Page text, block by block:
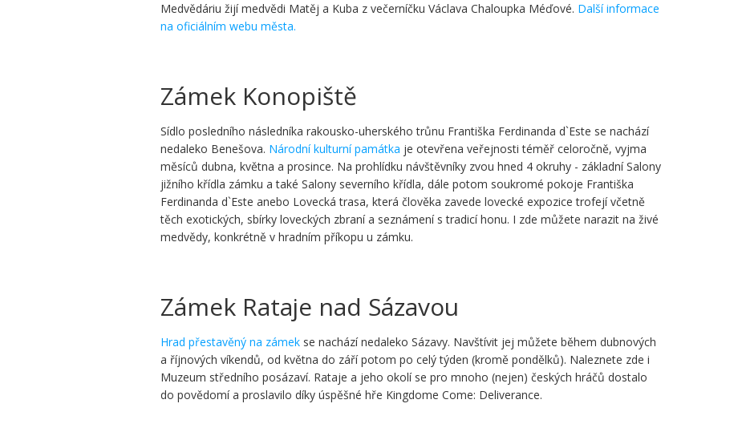
Medvědáriu žijí medvědi Matěj a Kuba z večerníčku Václava Chaloupka Méďové. Další informace
na oficiálním webu města.
Zámek Konopiště
Sídlo posledního následníka rakousko-uherského trůnu Františka Ferdinanda d`Este se nachází
nedaleko Benešova. Národní kulturní památka je otevřena veřejnosti téměř celoročně, vyjma
měsíců dubna, května a prosince. Na prohlídku návštěvníky zvou hned 4 okruhy - základní Salony
jižního křídla zámku a také Salony severního křídla, dále potom soukromé pokoje Františka
Ferdinanda d`Este anebo Lovecká trasa, která člověka zavede lovecké expozice trofejí včetně
těch exotických, sbírky loveckých zbraní a seznámení s tradicí honu. I zde můžete narazit na živé
medvědy, konkrétně v hradním příkopu u zámku.
Zámek Rataje nad Sázavou
Hrad přestavěný na zámek se nachází nedaleko Sázavy. Navštívit jej můžete během dubnových
a říjnových víkendů, od května do září potom po celý týden (kromě pondělků). Naleznete zde i
Muzeum středního posázaví. Rataje a jeho okolí se pro mnoho (nejen) českých hráčů dostalo
do povědomí a proslavilo díky úspěšné hře Kingdome Come: Deliverance.